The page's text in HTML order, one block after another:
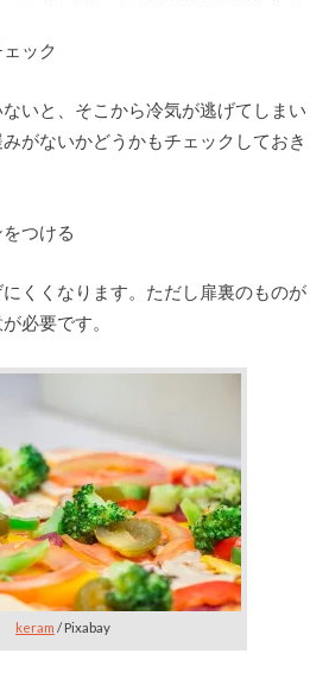
ック
いと、そこから冷気が逃げてしまい
がないかどうかもチェックしておき
つける
くくなります。ただし扉裏のものが
必要です。
keram / Pixabay